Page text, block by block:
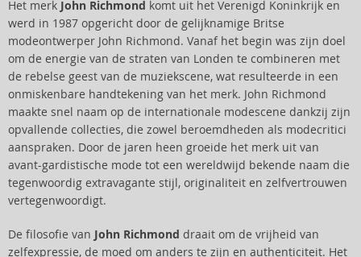
Het merk John Richmond komt uit het Verenigd Koninkrijk en
werd in 1987 opgericht door de gelijknamige Britse
modeontwerper John Richmond. Vanaf het begin was zijn doel
om de energie van de straten van Londen te combineren met
de rebelse geest van de muziekscene, wat resulteerde in een
onmiskenbare handtekening van het merk. John Richmond
maakte snel naam op de internationale modescene dankzij zijn
opvallende collecties, die zowel beroemdheden als modecritici
aanspraken. Door de jaren heen groeide het merk uit van
avant-gardistische mode tot een wereldwijd bekende naam die
tegenwoordig extravagante stijl, originaliteit en zelfvertrouwen
vertegenwoordigt.
De filosofie van John Richmond draait om de vrijheid van
zelfexpressie, de moed om anders te zijn en authenticiteit. Het